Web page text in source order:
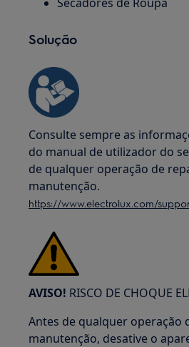
Solução
Consulte sempre as
do manual de utilizador do
de qualquer operação de
manutenção.
https://www.electrolux.com/
AVISO! RISCO DE CHOQUE
Antes de qualquer operação
manutenção, desative o